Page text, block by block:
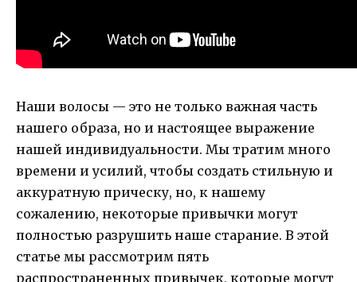
Наши волосы — это не только важная часть
нашего образа, но и настоящее выражение
нашей индивидуальности. Мы тратим много
времени и усилий, чтобы создать стильную и
аккуратную прическу, но, к нашему
сожалению, некоторые привычки могут
полностью разрушить наше старание. В этой
статье мы рассмотрим пять
распространенных привычек, которые могут